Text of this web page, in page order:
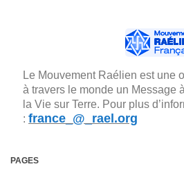
Le Mouvement Raélien est une
à travers le monde un Message
la Vie sur Terre. Pour plus
: france_@_rael.org
PAGES